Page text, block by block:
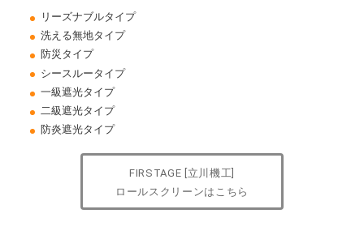
リーズナブルタイプ
洗える無地タイプ
防災タイプ
シースルータイプ
一級遮光タイプ
二級遮光タイプ
防炎遮光タイプ
FIRSTAGE [立川機工]
ロールスクリーンはこちら